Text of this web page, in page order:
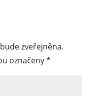
zveřejněna.
označeny*